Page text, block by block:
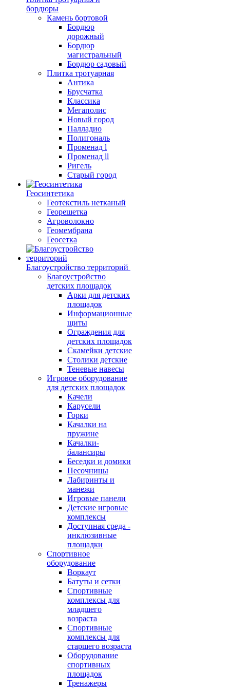
бордюры
Камень бортовой
Бордюр
дорожный
Бордюр
магистральный
Бордюр садовый
Плитка тротуарная
Антика
Брусчатка
Классика
Мегаполис
Новый город
Палладио
Полигональ
Променад l
Променад ll
Ригель
Старый город
Геосинтетика
Геотекстиль нетканый
Георешетка
Агроволокно
Геомембрана
Геосетка
Благоустройство территорий
Благоустройство
детских площадок
Арки для детских
площадок
Информационные
щиты
Ограждения для
детских площадок
Скамейки детские
Столики детские
Теневые навесы
Игровое оборудование
для детских площадок
Качели
Карусели
Горки
Качалки на
пружине
Качалки-
балансиры
Беседки и домики
Песочницы
Лабиринты и
манежи
Игровые панели
Детские игровые
комплексы
Доступная среда -
инклюзивные
площадки
Спортивное
оборудование
Воркаут
Батуты и сетки
Спортивные
комплексы для
младшего
возраста
Спортивные
комплексы для
старшего возраста
Оборудование
спортивных
площадок
Тренажеры